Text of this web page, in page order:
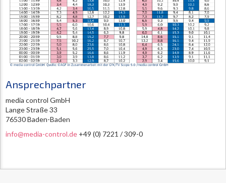
Ansprechpartner
media control GmbH
Lange Straße 33
76530 Baden-Baden
info@media-control.de +49 (0) 7221 / 309-0